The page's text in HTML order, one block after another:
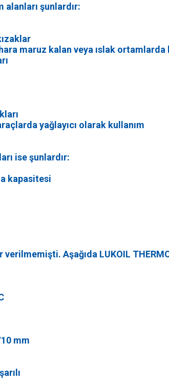
alanları şunlardır:
maruz kalan veya ıslak ortamlarda
yağlayıcı olarak kullanım
ise şunlardır:
kapasitesi
Aşağıda LUKOIL
mm